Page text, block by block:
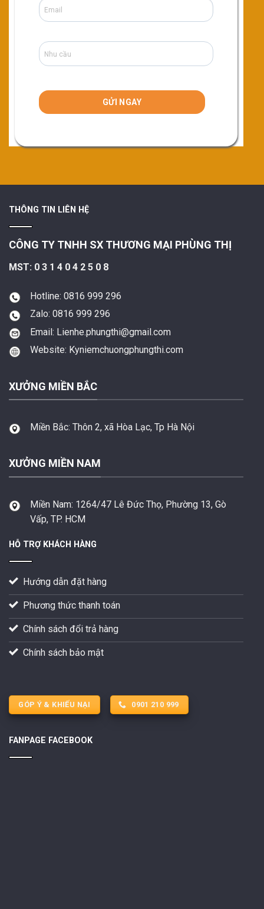
THÔNG TIN LIÊN HỆ
CÔNG TY TNHH SX THƯƠNG MẠI PHÙNG THỊ
MST: 0 3 1 4 0 4 2 5 0 8
Hotline: 0816 999 296
Zalo: 0816 999 296
Email: Lienhe.phungthi@gmail.com
Website: Kyniemchuongphungthi.com
XƯỞNG MIỀN BẮC
Miền Bắc: Thôn 2, xã Hòa Lạc, Tp Hà Nội
XƯỞNG MIỀN NAM
Miền Nam: 1264/47 Lê Đức Thọ, Phường 13, Gò
Vấp, TP. HCM
HỖ TRỢ KHÁCH HÀNG
Hướng dẫn đặt hàng
Phương thức thanh toán
Chính sách đổi trả hàng
Chính sách bảo mật
GÓP Ý & KHIẾU NẠI 0901 210 999
FANPAGE FACEBOOK